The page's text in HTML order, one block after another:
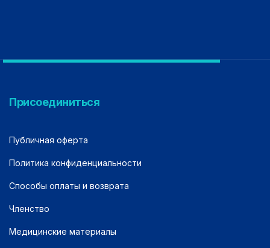
Присоединиться
Публичная оферта
Политика конфиденциальности
Способы оплаты и возврата
Членство
Медицинские материалы